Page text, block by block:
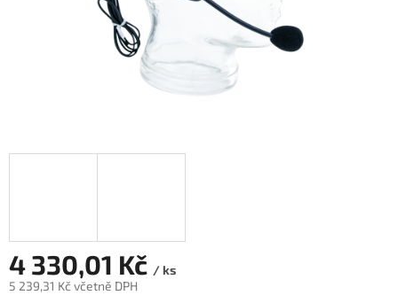
4 330,01 Kč / ks
5 239,31 Kč včetně DPH